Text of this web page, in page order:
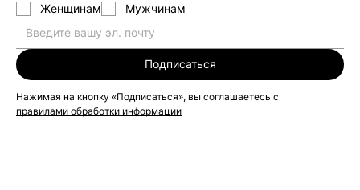
Женщинам Мужчинам
Подписаться
Нажимая на кнопку «Подписаться», вы соглашаетесь с
правилами обработки информации